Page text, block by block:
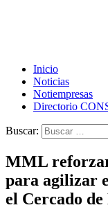
Inicio
Noticias
Notiempresas
Directorio
Buscar:
MML
para agilizar
el Cercado